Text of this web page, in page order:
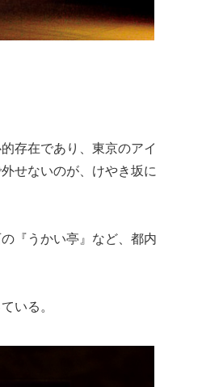
存在であり、東京のアイ
せないのが、けやき坂に
『うかい亭』など、都内
いる。